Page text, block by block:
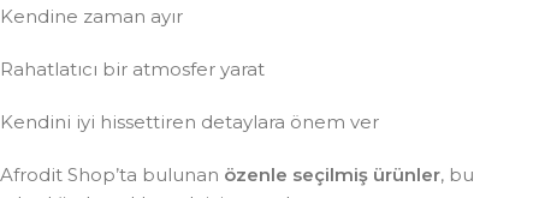
Kendine zaman ayır
Rahatlatıcı bir atmosfer yarat
Kendini iyi hissettiren detaylara önem ver
Afrodit Shop’ta bulunan özenle seçilmiş ürünler, bu